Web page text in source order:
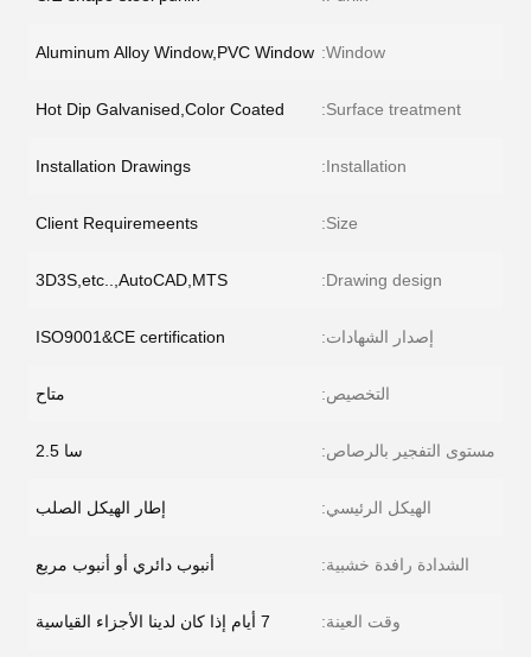
Window:
Aluminum Alloy Window,PVC Window
Surface treatment:
Hot Dip Galvanised,Color Coated
Installation:
Installation Drawings
Size:
Client Requiremeents
Drawing design:
3D3S,etc..,AutoCAD,MTS
إصدار الشهادات: ISO9001&CE certification
التخصيص: متاح
مستوى التفجير بالرصاص: سا 2.5
الهيكل الرئيسي: إطار الهيكل الصلب
الشدادة رافدة خشبية: أنبوب دائري أو أنبوب مربع
وقت العينة: 7 أيام إذا كان لدينا الأجزاء القياسية